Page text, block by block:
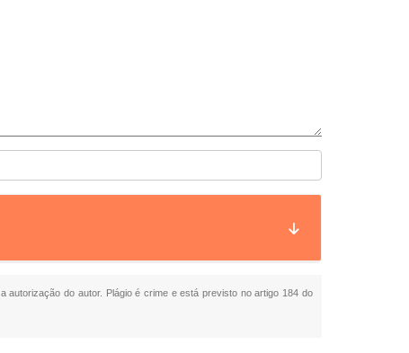
do autor. Plágio é crime e está previsto no artigo 184 do